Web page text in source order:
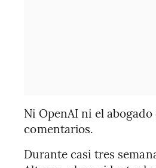
Ni OpenAI ni el
comentarios.
Durante casi tres